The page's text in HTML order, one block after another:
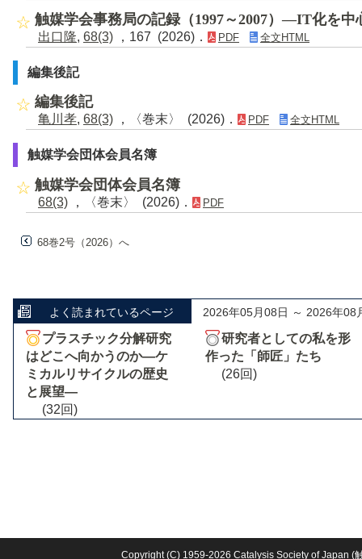
触媒学会事務局の記録（1997～2007）―IT化を
出口隆, 68(3) ，167 (2026)． PDF 全文HTML
編集後記
編集後記
亀川孝, 68(3) ，〈巻末〉 (2026)． PDF 全文HTML
触媒学会団体会員名簿
触媒学会団体会員名簿
68(3) ，〈巻末〉 (2026)． PDF
68巻2号（2026）へ
よく読まれているページ 2026年05月08日 ～ 2026年08
プラスチック分解研究
はどこへ向かうのか―ケ
ミカルリサイクルの歴史
と展望―
(32回)
研究者としての私を形
作った「師匠」たち
(26回)
Copyright (C) 1959-2026 Catalysis Society of Japan (